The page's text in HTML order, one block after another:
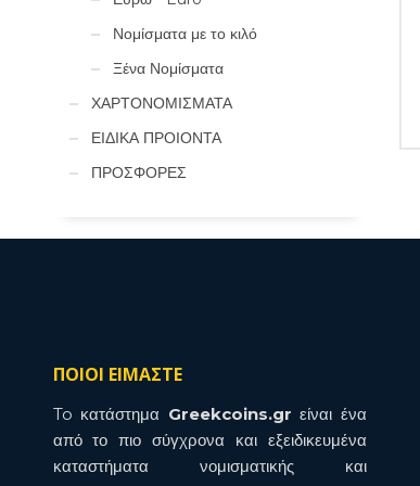
Νομίσματα με το κιλό
Ξένα Νομίσματα
ΧΑΡΤΟΝΟΜΙΣΜΑΤΑ
ΕΙΔΙΚΑ ΠΡΟΙΟΝΤΑ
ΠΡΟΣΦΟΡΕΣ
ΠΟΙΟΙ ΕΙΜΑΣΤΕ
To κατάστημα Greekcoins.gr είναι ένα
από το πιο σύγχρονα και εξειδικευμένα
καταστήματα νομισματικής και